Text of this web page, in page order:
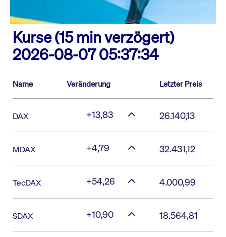
Kurse (15 min verzögert)
2026-08-07 05:37:34
Name Veränderung Letzter Preis
DAX +13,83 26.140,13
MDAX +4,79 32.431,12
TecDAX +54,26 4.000,99
SDAX +10,90 18.564,81